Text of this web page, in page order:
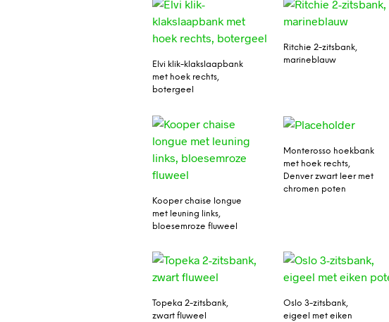
Elvi klik-klakslaapbank
met hoek rechts,
botergeel
Ritchie 2-zitsbank,
marineblauw
Kooper chaise longue
met leuning links,
bloesemroze fluweel
Monterosso hoekbank
met hoek rechts,
Denver zwart leer met
chromen poten
Topeka 2-zitsbank,
zwart fluweel
Oslo 3-zitsbank,
eigeel met eiken